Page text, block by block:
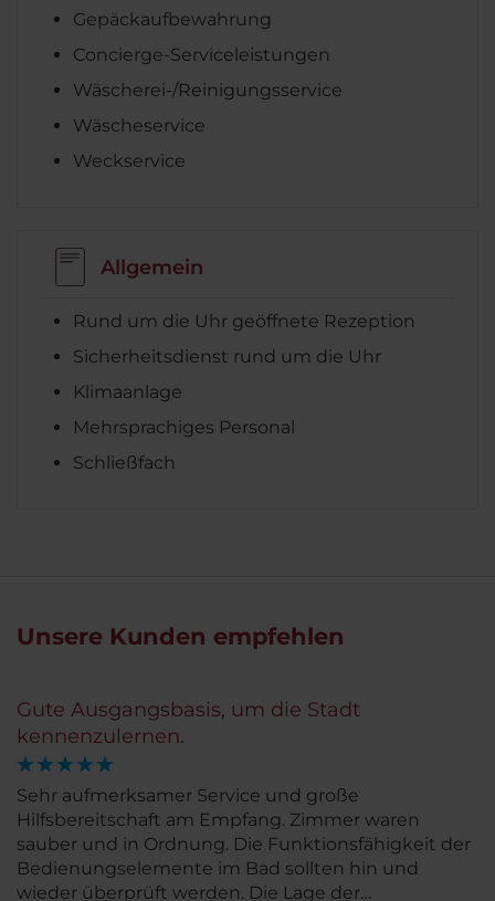
Gepäckaufbewahrung
Concierge-Serviceleistungen
Wäscherei-/Reinigungsservice
Wäscheservice
Weckservice
Allgemein
Rund um die Uhr geöffnete Rezeption
Sicherheitsdienst rund um die Uhr
Klimaanlage
Mehrsprachiges Personal
Schließfach
Unsere Kunden empfehlen
Gute Ausgangsbasis, um die Stadt
kennenzulernen.
Sehr aufmerksamer Service und große
Hilfsbereitschaft am Empfang. Zimmer waren
sauber und in Ordnung. Die Funktionsfähigkeit der
Bedienungselemente im Bad sollten hin und
wieder überprüft werden. Die Lage der